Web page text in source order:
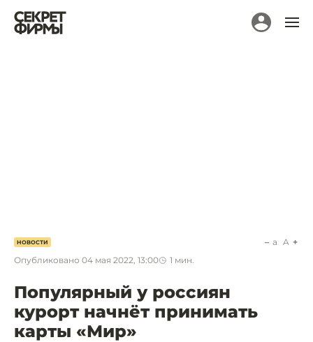
НОВОСТИ
Опубликовано 04 мая 2022, 13:00 1 мин.
a A
Популярный у россиян
курорт начнёт принимать
карты «Мир»